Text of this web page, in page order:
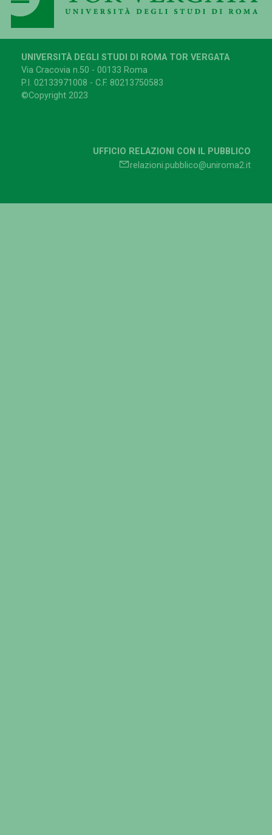
UNIVERSITÀ DEGLI STUDI DI ROMA TOR VERGATA
Via Cracovia n.50 - 00133 Roma
P.I. 02133971008 - C.F. 80213750583
©Copyright 2023
UFFICIO RELAZIONI CON IL PUBBLICO
relazioni.pubblico@uniroma2.it